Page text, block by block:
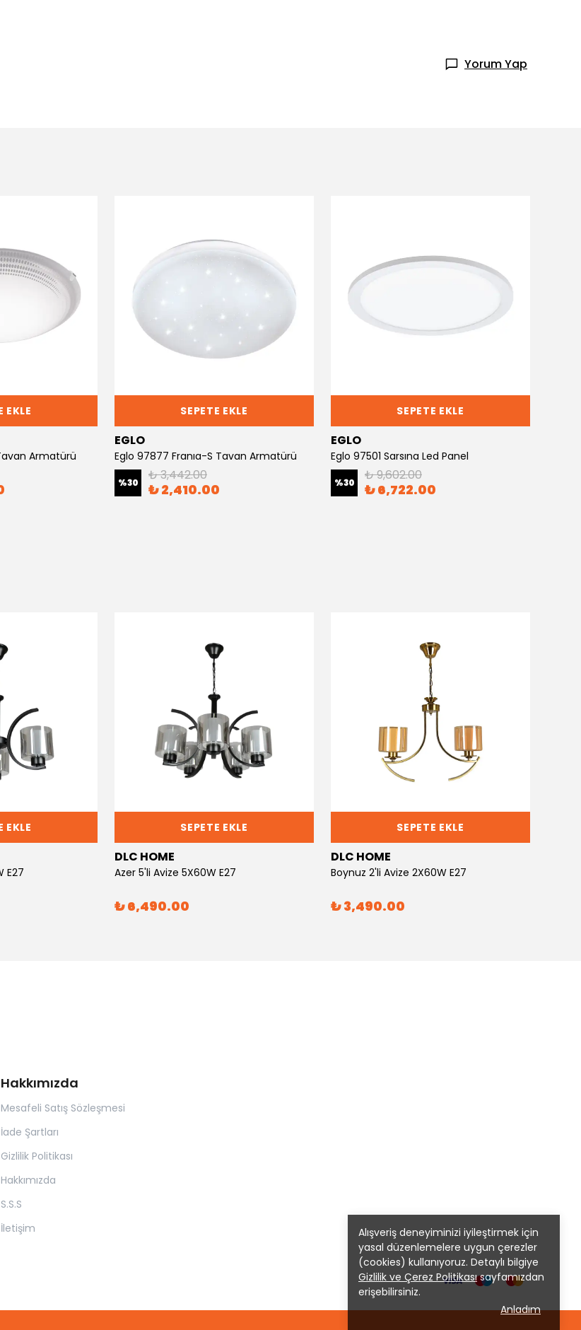
Alışveriş deneyiminizi iyileştirmek için
yasal düzenlemelere uygun çerezler
(cookies) kullanıyoruz. Detaylı bilgiye
Gizlilik ve Çerez Politikasısayfamızdan
erişebilirsiniz.
Anladım
Yorum Yap
EKLE
Armatürü
SEPETE EKLE
EGLO
Eglo 97877 Franıa-S Tavan Armatürü
%30 ₺ 3,442.00
₺ 2,410.00
SEPETE EKLE
EGLO
Eglo 97501 Sarsına Led Panel
%30 ₺ 9,602.00
₺ 6,722.00
EKLE
E27
SEPETE EKLE
DLC HOME
Azer 5'li Avize 5X60W E27
₺ 6,490.00
SEPETE EKLE
DLC HOME
Boynuz 2'li Avize 2X60W E27
₺ 3,490.00
Hakkımızda
Mesafeli Satış Sözleşmesi
İade Şartları
Gizlilik Politikası
Hakkımızda
S.S.S
İletişim